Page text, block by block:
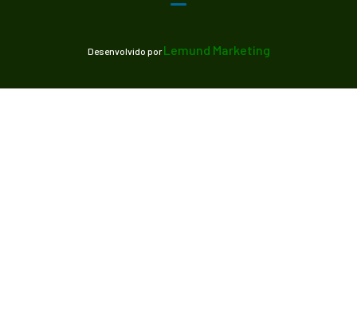
Desenvolvido por Lemund Marketing